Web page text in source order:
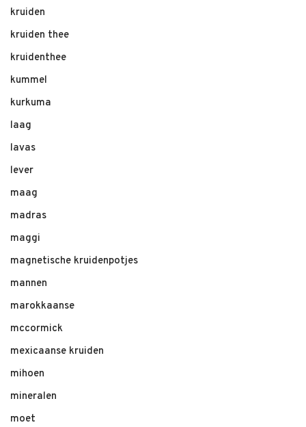
kruiden
kruiden thee
kruidenthee
kummel
kurkuma
laag
lavas
lever
maag
madras
maggi
magnetische kruidenpotjes
mannen
marokkaanse
mccormick
mexicaanse kruiden
mihoen
mineralen
moet